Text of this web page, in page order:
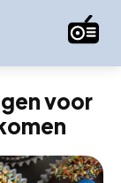
voor